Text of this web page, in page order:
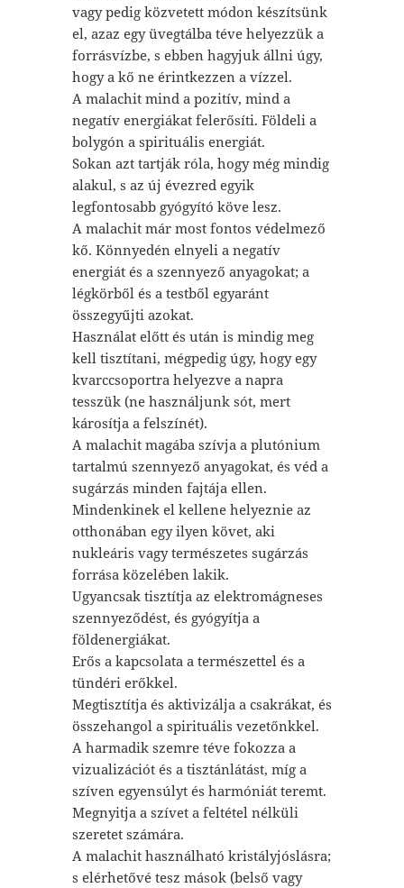
vagy pedig közvetett módon készítsünk
el, azaz egy üvegtálba téve helyezzük a
forrásvízbe, s ebben hagyjuk állni úgy,
hogy a kő ne érintkezzen a vízzel.
A malachit mind a pozitív, mind a
negatív energiákat felerősíti. Földeli a
bolygón a spirituális energiát.
Sokan azt tartják róla, hogy még mindig
alakul, s az új évezred egyik
legfontosabb gyógyító köve lesz.
A malachit már most fontos védelmező
kő. Könnyedén elnyeli a negatív
energiát és a szennyező anyagokat; a
légkörből és a testből egyaránt
összegyűjti azokat.
Használat előtt és után is mindig meg
kell tisztítani, mégpedig úgy, hogy egy
kvarccsoportra helyezve a napra
tesszük (ne használjunk sót, mert
károsítja a felszínét).
A malachit magába szívja a plutónium
tartalmú szennyező anyagokat, és véd a
sugárzás minden fajtája ellen.
Mindenkinek el kellene helyeznie az
otthonában egy ilyen követ, aki
nukleáris vagy természetes sugárzás
forrása közelében lakik.
Ugyancsak tisztítja az elektromágneses
szennyeződést, és gyógyítja a
földenergiákat.
Erős a kapcsolata a természettel és a
tündéri erőkkel.
Megtisztítja és aktivizálja a csakrákat, és
összehangol a spirituális vezetőnkkel.
A harmadik szemre téve fokozza a
vizualizációt és a tisztánlátást, míg a
szíven egyensúlyt és harmóniát teremt.
Megnyitja a szívet a feltétel nélküli
szeretet számára.
A malachit használható kristályjóslásra;
s elérhetővé tesz mások (belső vagy